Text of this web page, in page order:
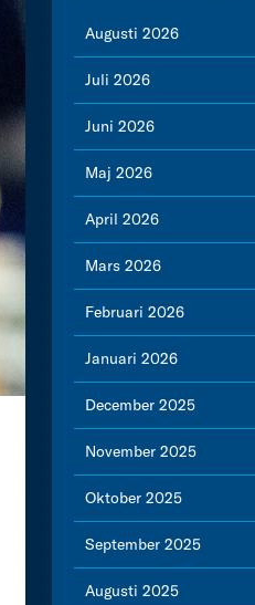
Augusti 2026
Juli 2026
Juni 2026
Maj 2026
April 2026
Mars 2026
Februari 2026
Januari 2026
December 2025
November 2025
Oktober 2025
September 2025
Augusti 2025